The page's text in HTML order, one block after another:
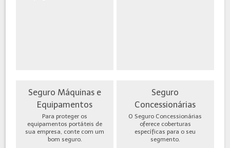
Seguro Máquinas e
Equipamentos
Para proteger os
equipamentos portáteis de
sua empresa, conte com um
bom seguro.
Seguro
Concessionárias
O Seguro Concessionárias
oferece coberturas
específicas para o seu
segmento.